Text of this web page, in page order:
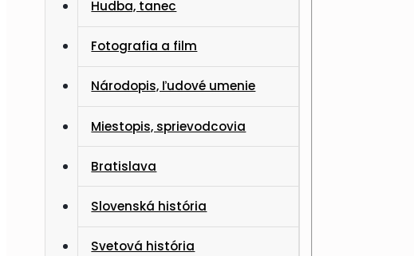
Hudba, tanec
Fotografia a film
Národopis, ľudové umenie
Miestopis, sprievodcovia
Bratislava
Slovenská história
Svetová história